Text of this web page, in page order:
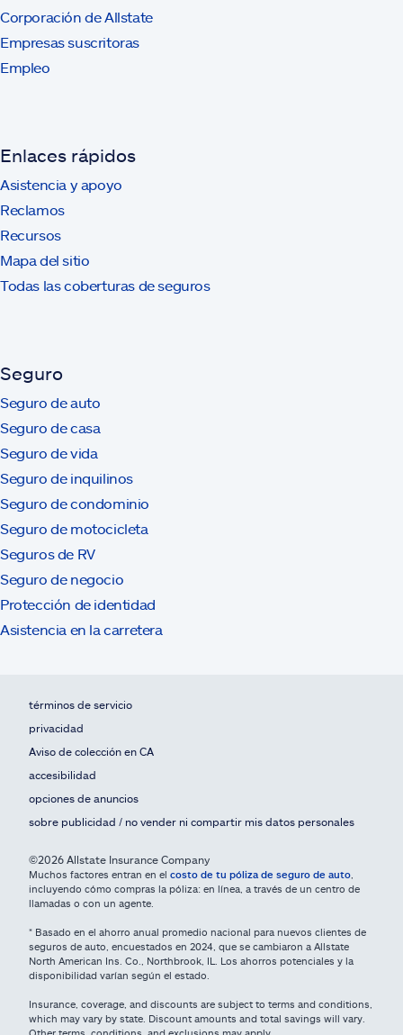
Corporación de Allstate
Empresas suscritoras
Empleo
Enlaces rápidos
Asistencia y apoyo
Reclamos
Recursos
Mapa del sitio
Todas las coberturas de seguros
Seguro
Seguro de auto
Seguro de casa
Seguro de vida
Seguro de inquilinos
Seguro de condominio
Seguro de motocicleta
Seguros de RV
Seguro de negocio
Protección de identidad
Asistencia en la carretera
términos de servicio
privacidad
Aviso de colección en CA
accesibilidad
opciones de anuncios
sobre publicidad / no vender ni compartir mis datos personales
©2026 Allstate Insurance Company
Muchos factores entran en el costo de tu póliza de seguro de auto
incluyendo cómo compras la póliza: en línea, a través de un centro de
llamadas o con un agente.
* Basado en el ahorro anual promedio nacional para nuevos clientes de
seguros de auto, encuestados en 2024, que se cambiaron a Allstate
North American Ins. Co., Northbrook, IL. Los ahorros potenciales y la
disponibilidad varían según el estado.
Insurance, coverage, and discounts are subject to terms and conditions,
which may vary by state. Discount amounts and total savings will vary.